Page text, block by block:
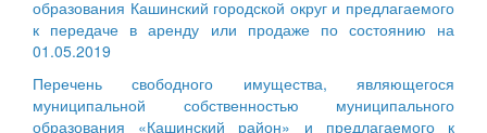
образования Кашинский городской округ и предлагаемого
к передаче в аренду или продаже по состоянию на
01.05.2019
Перечень свободного имущества, являющегося
муниципальной собственностью муниципального
образования «Кашинский район» и предлагаемого к